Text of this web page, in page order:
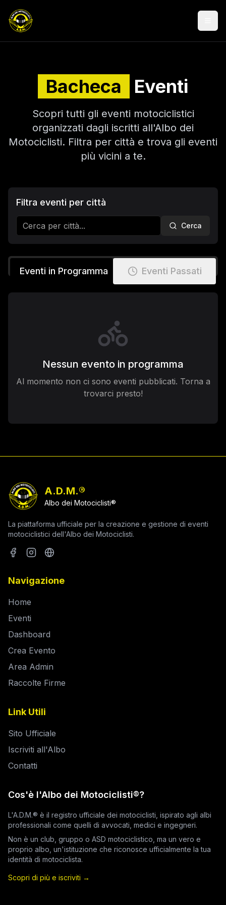
Bacheca Eventi
Scopri tutti gli eventi motociclistici
organizzati dagli iscritti all'Albo dei
Motociclisti. Filtra per città e trova gli eventi
più vicini a te.
Filtra eventi per città
Cerca
Eventi in Programma Eventi Passati
Nessun evento in programma
Al momento non ci sono eventi pubblicati. Torna a
trovarci presto!
A.D.M.®
Albo dei Motociclisti®
La piattaforma ufficiale per la creazione e gestione di eventi
motociclistici dell'Albo dei Motociclisti.
Navigazione
Home
Eventi
Dashboard
Crea Evento
Area Admin
Raccolte Firme
Link Utili
Sito Ufficiale
Iscriviti all'Albo
Contatti
Cos'è l'Albo dei Motociclisti®?
L'A.D.M.® è il registro ufficiale dei motociclisti, ispirato agli albi
professionali come quelli di avvocati, medici e ingegneri.
Non è un club, gruppo o ASD motociclistico, ma un vero e
proprio albo, un'istituzione che riconosce ufficialmente la tua
identità di motociclista.
Scopri di più e iscriviti →